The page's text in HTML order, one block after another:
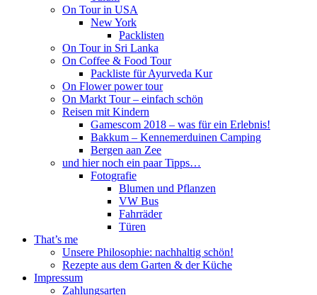
On Tour in USA
New York
Packlisten
On Tour in Sri Lanka
On Coffee & Food Tour
Packliste für Ayurveda Kur
On Flower power tour
On Markt Tour – einfach schön
Reisen mit Kindern
Gamescom 2018 – was für ein Erlebnis!
Bakkum – Kennemerduinen Camping
Bergen aan Zee
und hier noch ein paar Tipps…
Fotografie
Blumen und Pflanzen
VW Bus
Fahrräder
Türen
That’s me
Unsere Philosophie: nachhaltig schön!
Rezepte aus dem Garten & der Küche
Impressum
Zahlungsarten